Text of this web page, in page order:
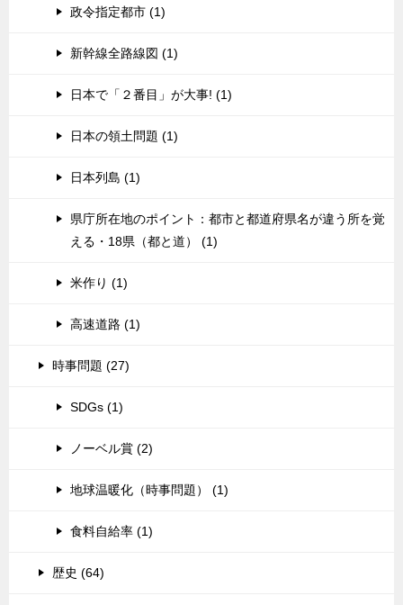
政令指定都市 (1)
新幹線全路線図 (1)
日本で「２番目」が大事! (1)
日本の領土問題 (1)
日本列島 (1)
県庁所在地のポイント：都市と都道府県名が違う所を覚
える・18県（都と道） (1)
米作り (1)
高速道路 (1)
時事問題 (27)
SDGs (1)
ノーベル賞 (2)
地球温暖化（時事問題） (1)
食料自給率 (1)
歴史 (64)